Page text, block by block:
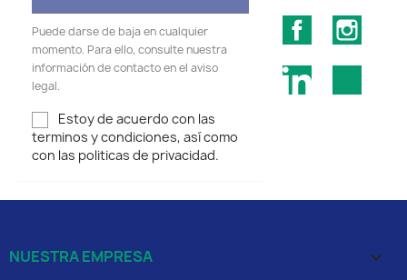
Puede darse de baja en cualquier
momento. Para ello, consulte nuestra
información de contacto en el aviso
legal.
Estoy de acuerdo con las
terminos y condiciones, así como
con las politicas de privacidad.
Facebook
LinkedIn
NUESTRA EMPRESA 